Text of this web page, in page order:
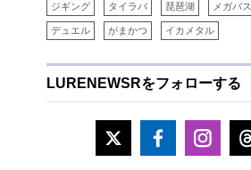
ジギング タイラバ 琵琶湖 メガバス
デュエル がまかつ イカメタル
LURENEWSRをフォローする